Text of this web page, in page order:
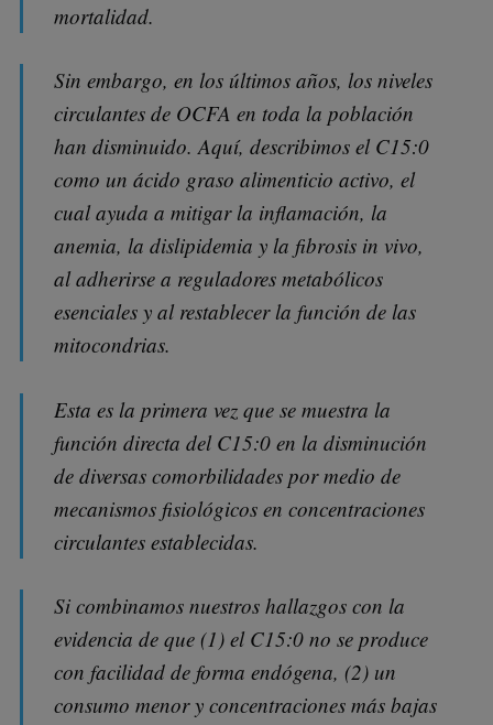
mortalidad.
Sin embargo, en los últimos años, los niveles
circulantes de OCFA en toda la población
han disminuido. Aquí, describimos el C15:0
como un ácido graso alimenticio activo, el
cual ayuda a mitigar la inflamación, la
anemia, la dislipidemia y la fibrosis in vivo,
al adherirse a reguladores metabólicos
esenciales y al restablecer la función de las
mitocondrias.
Esta es la primera vez que se muestra la
función directa del C15:0 en la disminución
de diversas comorbilidades por medio de
mecanismos fisiológicos en concentraciones
circulantes establecidas.
Si combinamos nuestros hallazgos con la
evidencia de que (1) el C15:0 no se produce
con facilidad de forma endógena, (2) un
consumo menor y concentraciones más bajas